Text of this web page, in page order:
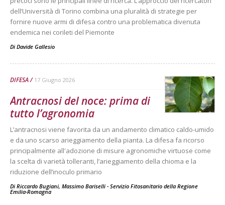
dell’Università di Torino combina una pluralità di strategie per
fornire nuove armi di difesa contro una problematica divenuta
endemica nei corileti del Piemonte
Di Davide Gallesio
DIFESA 17 Giugno 2026
Antracnosi del noce: prima di
tutto l’agronomia
L’antracnosi viene favorita da un andamento climatico caldo-umido
e da uno scarso arieggiamento della pianta. La difesa fa ricorso
principalmente all'adozione di misure agronomiche virtuose come
la scelta di varietà tolleranti, l’arieggiamento della chioma e la
riduzione dell’inoculo primario
Di Riccardo Bugiani, Massimo Bariselli - Servizio Fitosanitario della Regione
Emilia-Romagna